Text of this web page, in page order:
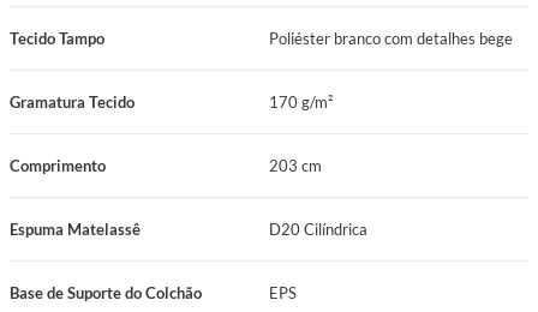
Tecido Tampo Poliéster branco com detalhes bege
Gramatura Tecido 170 g/m²
Comprimento 203 cm
Espuma Matelassê D20 Cilíndrica
Base de Suporte do Colchão EPS